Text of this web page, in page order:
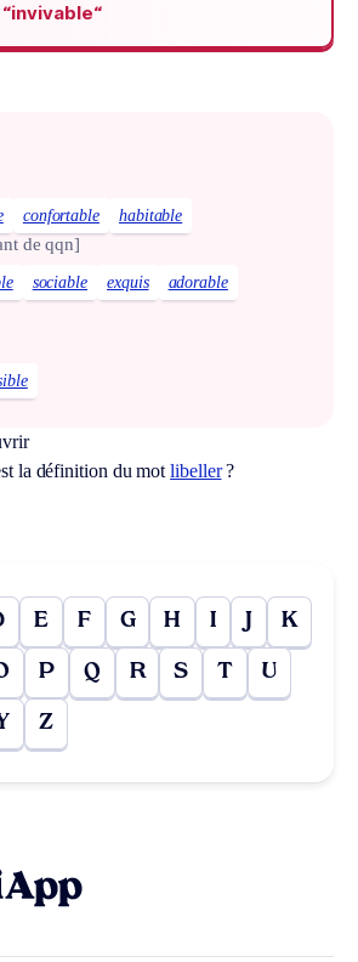
“invivable“
confortable habitable
de qqn]
sociable exquis
adorable
la définition du motlibeller?
E F G H I J K
P Q R S T U
Z